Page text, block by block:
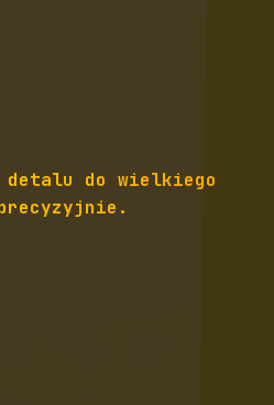
detalu do wielkiego